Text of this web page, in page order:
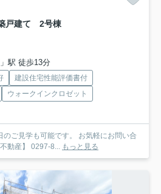
戸建て 2号棟
駅 徒歩13分
建設住宅性能評価書付
ウォークインクロゼット
可能です。 お気軽にお問い合
アライズ不動産】 0297-8... もっと見る